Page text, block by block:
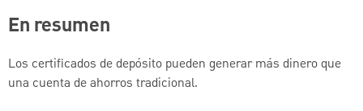
En resumen
Los certificados de depósito pueden generar más dinero que
una cuenta de ahorros tradicional.